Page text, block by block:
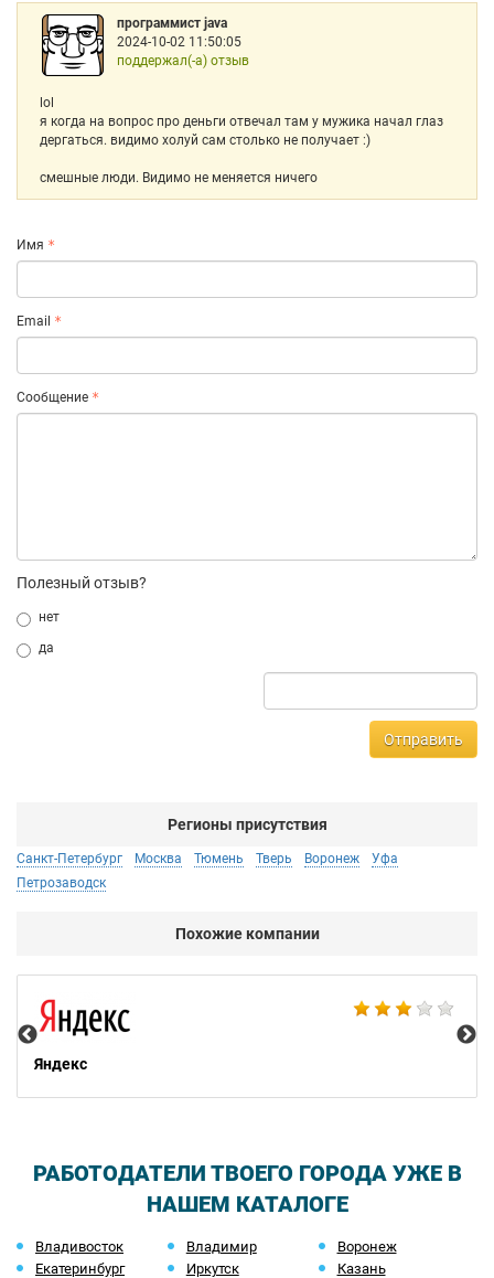
программист java
2024-10-02 11:50:05
поддержал(-а) отзыв
lol
я когда на вопрос про деньги отвечал там у мужика начал глаз
дергаться. видимо холуй сам столько не получает :)
смешные люди. Видимо не меняется ничего
Имя
Email
Сообщение
Полезный отзыв?
нет
да
Отправить
Регионы присутствия
Санкт-Петербург Москва Тюмень Тверь Воронеж
Уфа
Петрозаводск
Похожие компании
Яндекс
РАБОТОДАТЕЛИ ТВОЕГО ГОРОДА УЖЕ В
НАШЕМ КАТАЛОГЕ
Владивосток Владимир
Воронеж
Екатеринбург
Иркутск Казань